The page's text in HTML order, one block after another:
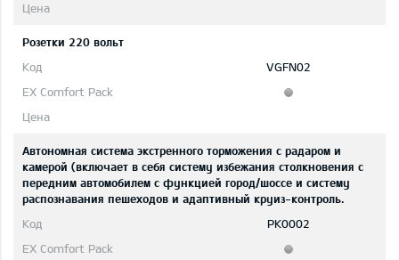
Розетки 220 вольт
VGFN02
Автономная система экстренного торможения с радаром и
камерой (включает в себя систему избежания столкновения с
передним автомобилем с функцией город/шоссе и систему
распознавания пешеходов и адаптивный круиз-контроль.
PK0002